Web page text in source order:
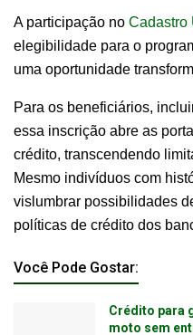
A participação no Cadastro
elegibilidade para o
uma oportunidade
Para os beneficiários,
essa inscrição abre as
crédito, transcendendo
Mesmo indivíduos com
vislumbrar possibilidades
políticas de crédito dos
Você Pode Gostar:
Crédito para
moto sem